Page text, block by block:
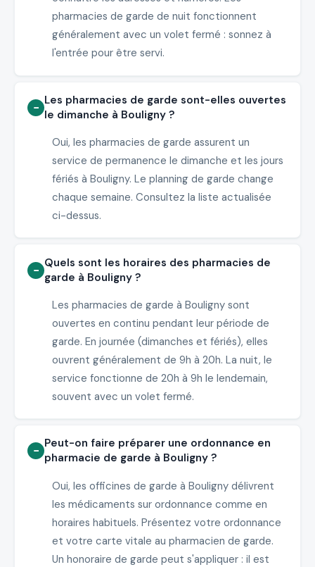
pharmacies de garde de nuit fonctionnent
généralement avec un volet fermé : sonnez à
l'entrée pour être servi.
Les pharmacies de garde sont-elles ouvertes
le dimanche à Bouligny ?
Oui, les pharmacies de garde assurent un
service de permanence le dimanche et les jours
fériés à Bouligny. Le planning de garde change
chaque semaine. Consultez la liste actualisée
ci-dessus.
Quels sont les horaires des pharmacies de
garde à Bouligny ?
Les pharmacies de garde à Bouligny sont
ouvertes en continu pendant leur période de
garde. En journée (dimanches et fériés), elles
ouvrent généralement de 9h à 20h. La nuit, le
service fonctionne de 20h à 9h le lendemain,
souvent avec un volet fermé.
Peut-on faire préparer une ordonnance en
pharmacie de garde à Bouligny ?
Oui, les officines de garde à Bouligny délivrent
les médicaments sur ordonnance comme en
horaires habituels. Présentez votre ordonnance
et votre carte vitale au pharmacien de garde.
Un honoraire de garde peut s'appliquer : il est